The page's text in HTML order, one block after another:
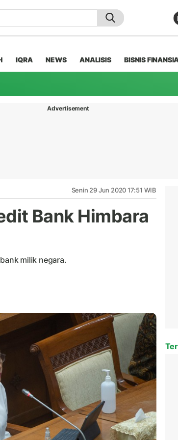
IQRA NEWS ANALISIS BISNIS
Advertisement
Senin 29 Jun 2020 17:51 WIB
Bank Himbara
milik negara.